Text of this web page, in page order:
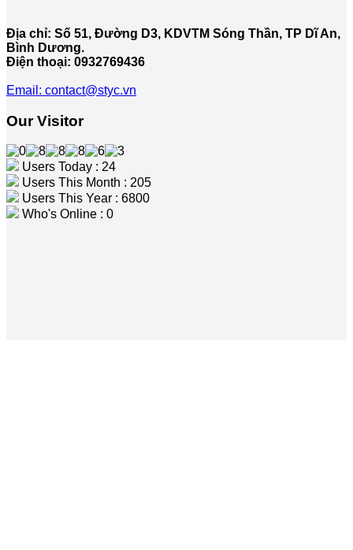
Địa chỉ: Số 51, Đường D3, KDVTM Sóng Thần, TP Dĩ An,
Bình Dương.
Điện thoại: 0932769436
Email: contact@styc.vn
Our Visitor
Users Today : 24
Users This Month : 205
Users This Year : 6800
Who's Online : 0